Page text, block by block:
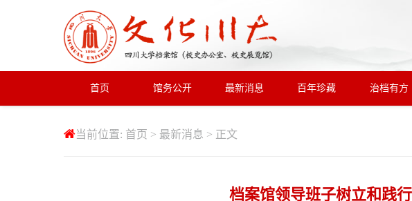
首页 馆务公开 最新消息 百年珍藏 治档有方
当前位置: 首页 > 最新消息 > 正文
档案馆领导班子树立和践